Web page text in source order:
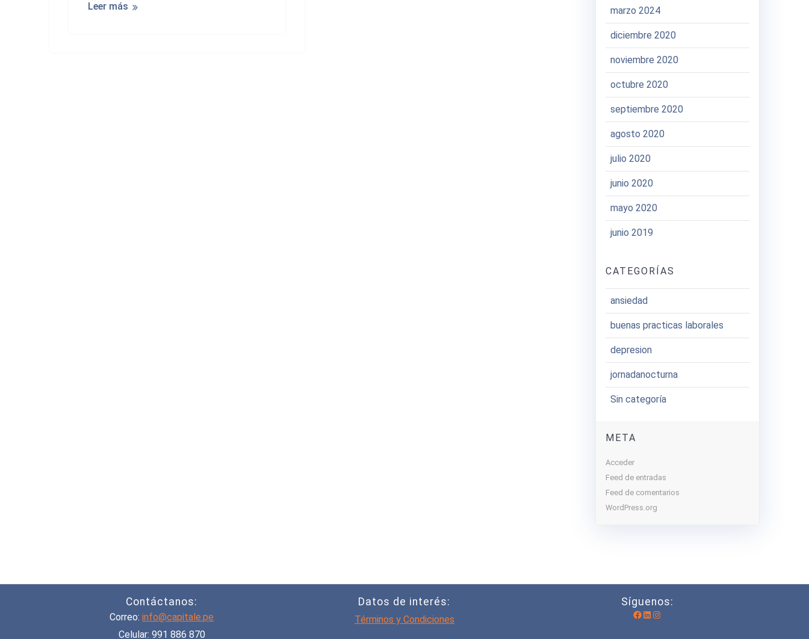
Leer más marzo 2024
diciembre 2020
noviembre 2020
octubre 2020
septiembre 2020
agosto 2020
julio 2020
junio 2020
mayo 2020
junio 2019
CATEGORÍAS
ansiedad
buenas practicas laborales
depresion
jornadanocturna
Sin categoría
META
Acceder
Feed de entradas
Feed de comentarios
WordPress.org
Contáctanos:
Correo:info@capitale.pe
Celular: 991 886 870
Datos de interés:
Términos y Condiciones
Síguenos:
Facebook
LinkedIn
Instagram